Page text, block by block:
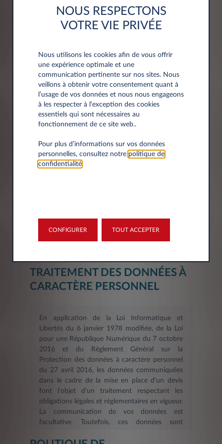
Code postal*
INFORMATION SUR LE
TRAITEMENT DES DONNÉES À
CARACTÈRE PERSONNEL
En application de la Loi Informatique et
Libertés du 6 janvier 1978 modifiée, de la Loi
pour une République Numérique du 7 octobre
2016 et du Règlement Général sur la
Protection des données à caractère personnel
du 27 avril 2016, les données communiquées
dans le cadre de la mise en place d’un devis
font l’objet d’un traitement respectant les
obligations légales et réglementaires en vigueur.
La communication de vos données est
facultative. Toutefois, ces données sont
NOUS RESPECTONS
VOTRE VIE PRIVÉE
Nous utilisons les cookies afin de vous offrir
une expérience optimale et une
communication pertinente sur nos sites. Nous
veillons à obtenir votre consentement quant à
l’usage de vos données et nous nous engageons
à les respecter à l'exception des cookies
essentiels qui sont nécessaires au
fonctionnement de ce site web..
Pour plus d’informations sur vos données
personnelles, consultez notre politique de
confidentialité.
CONFIGURER TOUT ACCEPTER